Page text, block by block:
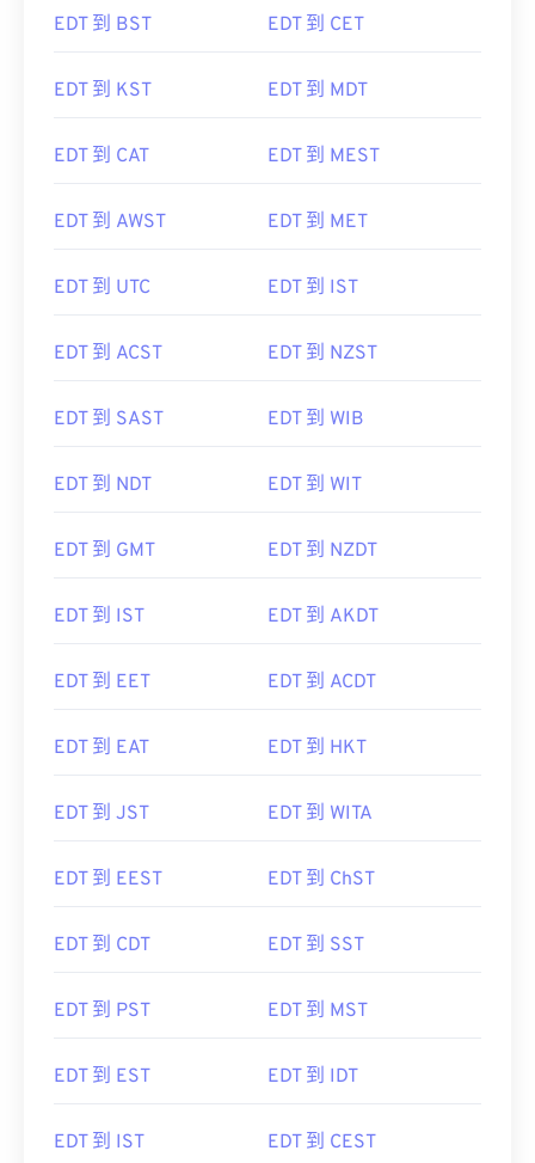
EDT 到 BST EDT 到 CET
EDT 到 KST EDT 到 MDT
EDT 到 CAT EDT 到 MEST
EDT 到 AWST EDT 到 MET
EDT 到 UTC EDT 到 IST
EDT 到 ACST EDT 到 NZST
EDT 到 SAST EDT 到 WIB
EDT 到 NDT EDT 到 WIT
EDT 到 GMT EDT 到 NZDT
EDT 到 IST EDT 到 AKDT
EDT 到 EET EDT 到 ACDT
EDT 到 EAT EDT 到 HKT
EDT 到 JST EDT 到 WITA
EDT 到 EEST EDT 到 ChST
EDT 到 CDT EDT 到 SST
EDT 到 PST EDT 到 MST
EDT 到 EST EDT 到 IDT
EDT 到 IST EDT 到 CEST